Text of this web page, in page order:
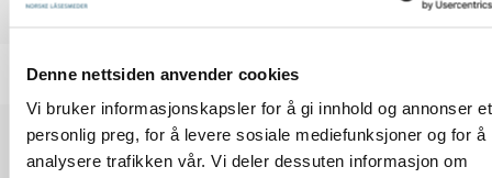
Denne nettsiden anvender cookies
Vi bruker informasjonskapsler for å gi innhold og annonser et
personlig preg, for å levere sosiale mediefunksjoner og for å
analysere trafikken vår. Vi deler dessuten informasjon om
Hjem» Stillinger» Side 2